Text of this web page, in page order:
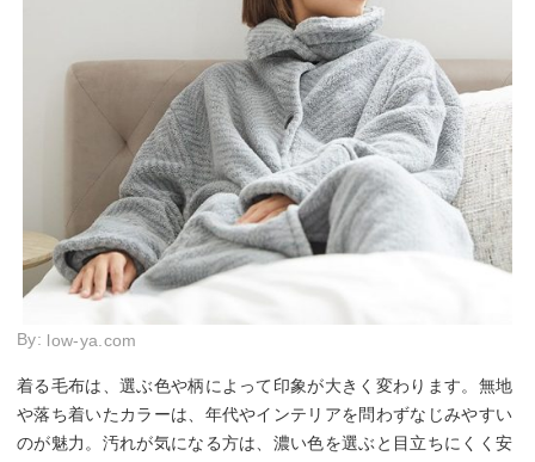
By: low-ya.com
着る毛布は、選ぶ色や柄によって印象が大きく変わります。無地
や落ち着いたカラーは、年代やインテリアを問わずなじみやすい
のが魅力。汚れが気になる方は、濃い色を選ぶと目立ちにくく安